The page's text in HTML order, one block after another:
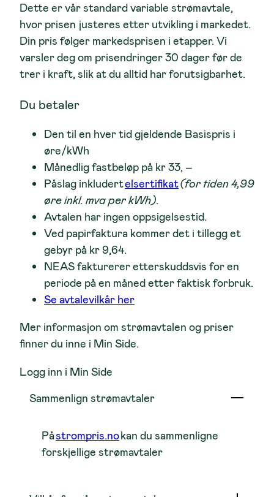
Dette er vår standard variable strømavtale,
hvor prisen justeres etter utvikling i markedet.
Din pris følger markedsprisen i etapper. Vi
varsler deg om prisendringer 30 dager før de
trer i kraft, slik at du alltid har forutsigbarhet.
Du betaler
Den til en hver tid gjeldende Basispris i
øre/kWh
Månedlig fastbeløp på kr 33, –
Påslag inkludertelsertifikat(for tiden 4,99
øre inkl. mva per kWh).
Avtalen har ingen oppsigelsestid.
Ved papirfaktura kommer det i tillegg et
gebyr på kr 9,64.
NEAS fakturerer etterskuddsvis for en
periode på en måned etter faktisk forbruk.
Se avtalevilkår her
Mer informasjon om strømavtalen og priser
finner du inne i Min Side.
Logg inn i Min Side
Sammenlign strømavtaler
Påstrompris.nokan du sammenligne
forskjellige strømavtaler